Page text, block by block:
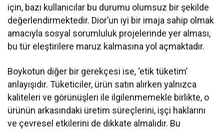
için, bazı kullanıcılar bu durumu olumsuz bir şekilde
değerlendirmektedir. Dior’un iyi bir imaja sahip olmak
amacıyla sosyal sorumluluk projelerinde yer alması,
bu tür eleştirilere maruz kalmasına yol açmaktadır.
Boykotun diğer bir gerekçesi ise, ‘etik tüketim’
anlayışıdır. Tüketiciler, ürün satın alırken yalnızca
kaliteleri ve görünüşleri ile ilgilenmemekle birlikte, o
ürünün arkasındaki üretim süreçlerini, işçi haklarını
ve çevresel etkilerini de dikkate almalıdır. Bu